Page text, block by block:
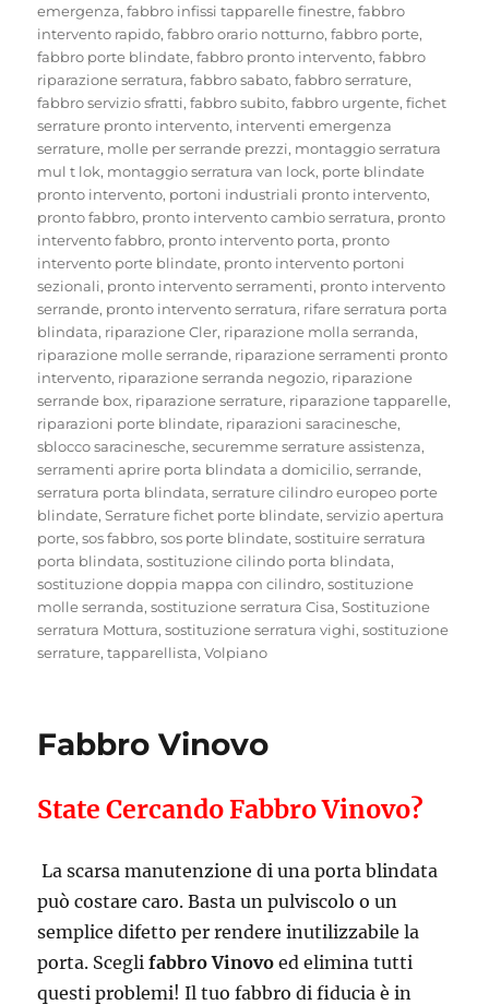
emergenza,fabbro infissi tapparelle finestre,fabbro
intervento rapido,fabbro orario notturno,fabbro porte,
fabbro porte blindate,fabbro pronto intervento,fabbro
riparazione serratura,fabbro sabato,fabbro serrature,
fabbro servizio sfratti,fabbro subito,fabbro urgente,fichet
serrature pronto intervento, interventi emergenza
serrature, molle per serrande prezzi, montaggio serratura
mul t lok, montaggio serratura van lock, porte blindate
pronto intervento, portoni industriali pronto intervento,
pronto fabbro, pronto intervento cambio serratura, pronto
intervento fabbro, pronto intervento porta, pronto
intervento porte blindate, pronto intervento portoni
sezionali, pronto intervento serramenti, pronto intervento
serrande, pronto intervento serratura, rifare serratura porta
blindata, riparazione Cler, riparazione molla serranda,
riparazione molle serrande, riparazione serramenti pronto
intervento, riparazione serranda negozio, riparazione
serrande box, riparazione serrature, riparazione tapparelle,
riparazioni porte blindate, riparazioni saracinesche,
sblocco saracinesche,securemme serrature assistenza,
serramenti aprire porta blindata a domicilio,serrande,
serratura porta blindata,serrature cilindro europeo porte
blindate,Serrature fichet porte blindate,servizio apertura
porte,sos fabbro,sos porte blindate,sostituire serratura
porta blindata,sostituzione cilindo porta blindata,
sostituzione doppia mappa con cilindro,sostituzione
molle serranda,sostituzione serratura Cisa,Sostituzione
serratura Mottura,sostituzione serratura vighi,sostituzione
serrature,tapparellista,Volpiano
Fabbro Vinovo
State Cercando Fabbro Vinovo?
La scarsa manutenzione di una porta blindata
può costare caro. Basta un pulviscolo o un
semplice difetto per rendere inutilizzabile la
porta. Sceglifabbro Vinovo ed elimina tutti
questi problemi! Il tuo fabbro di fiducia è in